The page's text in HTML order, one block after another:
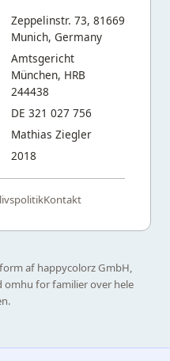
Zeppelinstr. 73, 81669
Munich, Germany
Amtsgericht
München, HRB
244438
DE 321 027 756
Mathias Ziegler
2018
Kontakt
af happycolorz GmbH,
omhu for familier over hele